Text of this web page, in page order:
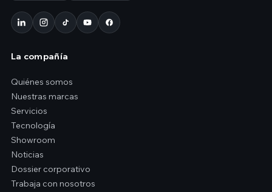
La compañía
Quiénes somos
Nuestras marcas
Servicios
Tecnología
Showroom
Noticias
Dossier corporativo
Trabaja con nosotros